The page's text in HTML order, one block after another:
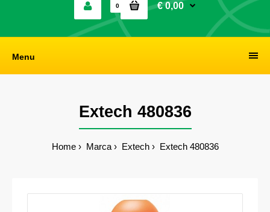
0 € 0,00
Menu
Extech 480836
Home Marca Extech Extech 480836